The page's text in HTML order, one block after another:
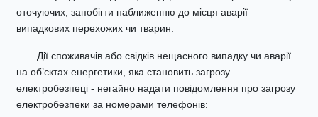
оточуючих, запобігти наближенню до місця аварії
випадкових перехожих чи тварин.
Дії споживачів або свідків нещасного випадку чи аварії
на об’єктах енергетики, яка становить загрозу
електробезпеці - негайно надати повідомлення про загрозу
електробезпеки за номерами телефонів: